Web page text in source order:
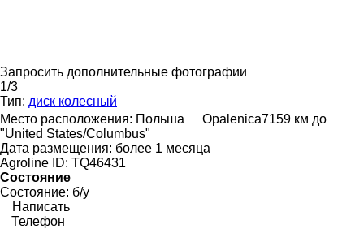
Запросить дополнительные фотографии
1/3
Тип: диск колесный
Место расположения: Польша Opalenica7159 км до
"United States/Columbus"
Дата размещения: более 1 месяца
Agroline ID: TQ46431
Состояние
Состояние: б/у
Написать
Телефон